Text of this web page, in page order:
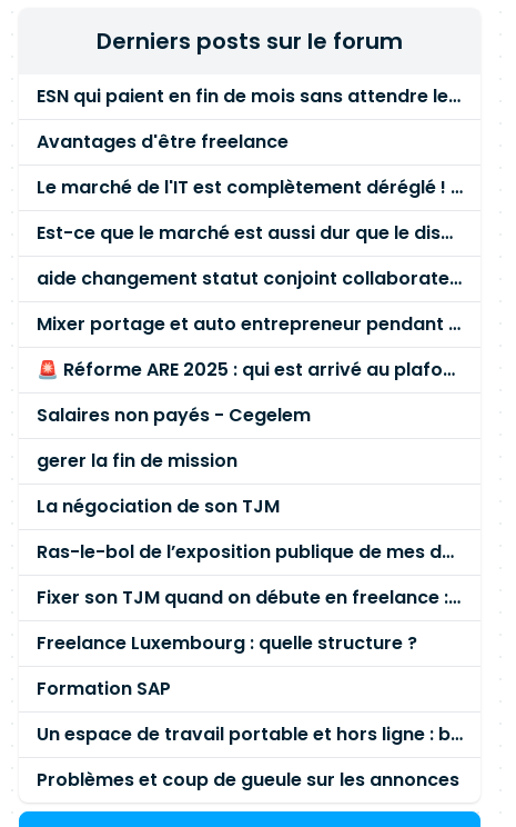
Derniers posts sur le forum
ESN qui paient en fin de mois sans attendre le paiement client ?
Avantages d'être freelance
Le marché de l'IT est complètement déréglé ! STOP à cette mascarade ! Il faut s'unir et résister !
Est-ce que le marché est aussi dur que le disent les commerciaux ?
aide changement statut conjoint collaborateur
Mixer portage et auto entrepreneur pendant des années - quel risque ?
🚨 Réforme ARE 2025 : qui est arrivé au plafond des 60 % en gardant son entreprise ?
Salaires non payés - Cegelem
gerer la fin de mission
La négociation de son TJM
Ras-le-bol de l’exposition publique de mes données personnelles liées à mon entreprise
Fixer son TJM quand on débute en freelance : la méthode mathématique (et pas au feeling) 🛑
Freelance Luxembourg : quelle structure ?
Formation SAP
Un espace de travail portable et hors ligne : besoin réel ou fausse bonne idée ?
Problèmes et coup de gueule sur les annonces